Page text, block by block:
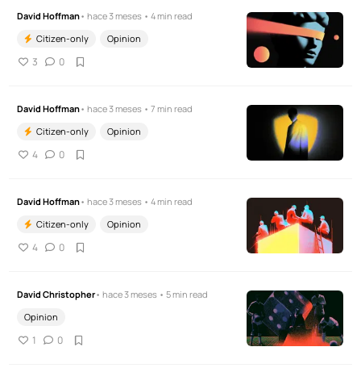
David Hoffman• hace 3 meses • 4 min read
Citizen-only
Opinion
3 0
David Hoffman• hace 3 meses • 7 min read
Citizen-only
Opinion
4 0
David Hoffman• hace 3 meses • 4 min read
Citizen-only
Opinion
4 0
David Christopher• hace 3 meses • 5 min read
Opinion
1 0